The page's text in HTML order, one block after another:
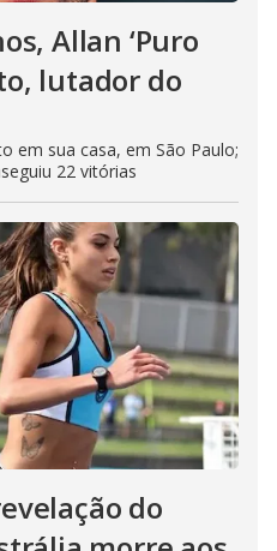
Allan ‘Puro
lutador do
em sua casa, em São Paulo;
22 vitórias
do